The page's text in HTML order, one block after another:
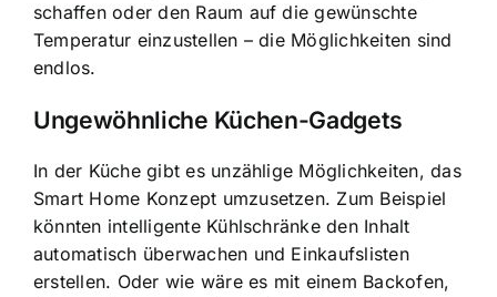
schaffen oder den Raum auf die gewünschte
Temperatur einzustellen – die Möglichkeiten sind
endlos.
Ungewöhnliche Küchen-Gadgets
In der Küche gibt es unzählige Möglichkeiten, das
Smart Home Konzept umzusetzen. Zum Beispiel
könnten intelligente Kühlschränke den Inhalt
automatisch überwachen und Einkaufslisten
erstellen. Oder wie wäre es mit einem Backofen,